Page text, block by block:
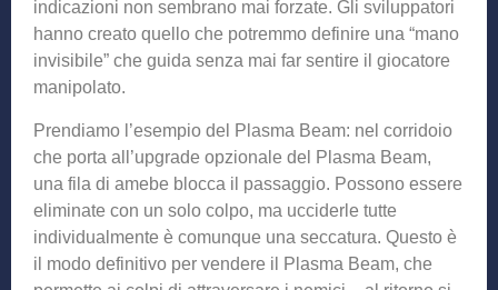
indicazioni non sembrano mai forzate. Gli sviluppatori
hanno creato quello che potremmo definire una “mano
invisibile” che guida senza mai far sentire il giocatore
manipolato.
Prendiamo l’esempio del Plasma Beam: nel corridoio
che porta all’upgrade opzionale del Plasma Beam,
una fila di amebe blocca il passaggio. Possono essere
eliminate con un solo colpo, ma ucciderle tutte
individualmente è comunque una seccatura. Questo è
il modo definitivo per vendere il Plasma Beam, che